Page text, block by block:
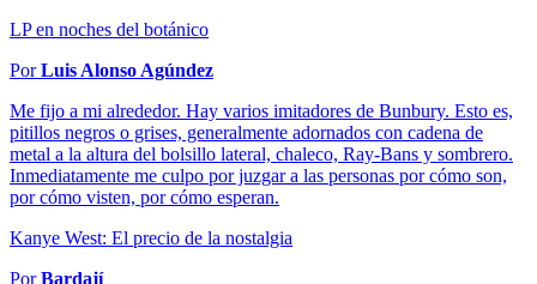
LP en noches del botánico
PorLuis Alonso Agúndez
Me fijo a mi alrededor. Hay varios imitadores de Bunbury. Esto es,
pitillos negros o grises, generalmente adornados con cadena de
metal a la altura del bolsillo lateral, chaleco, Ray-Bans y sombrero.
Inmediatamente me culpo por juzgar a las personas por cómo son,
por cómo visten, por cómo esperan.
Kanye West: El precio de la nostalgia
PorBardají